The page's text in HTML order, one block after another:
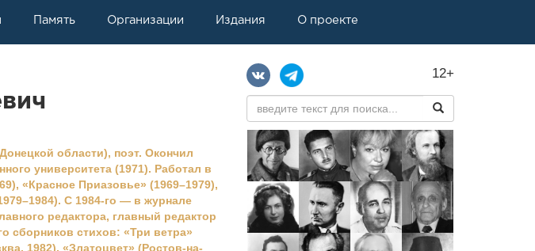
Память Организации Издания О проекте
области), поэт. Окончил
университета (1971). Работал в
«Красное Приазовье» (1969–1979),
С 1984-го — в журнале
редактора, главный редактор
сборников стихов: «Три ветра»
1982), «Златоцвет» (Ростов-на-
12+